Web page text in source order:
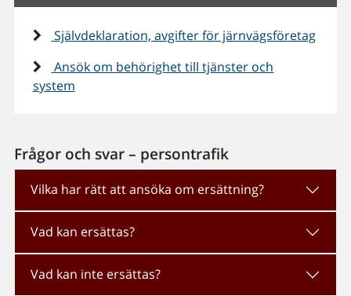
Självdeklaration, avgifter för järnvägsföretag
Ansök om behörighet till tjänster och
system
Frågor och svar – persontrafik
Vilka har rätt att ansöka om ersättning?
Vad kan ersättas?
Vad kan inte ersättas?